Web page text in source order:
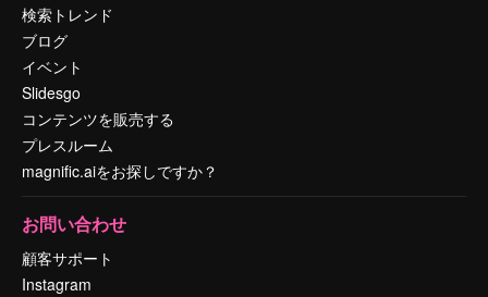
検索トレンド
ブログ
イベント
Slidesgo
コンテンツを販売する
プレスルーム
magnific.aiをお探しですか？
お問い合わせ
顧客サポート
Instagram